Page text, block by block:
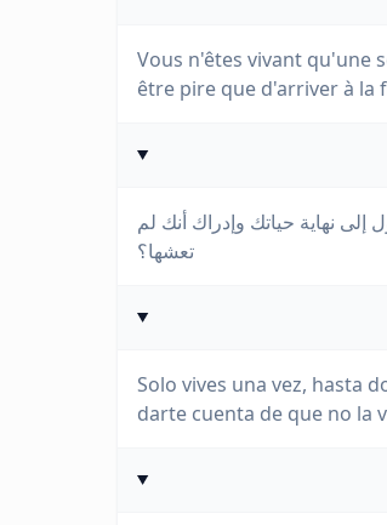
Vous n'êtes vivant qu'une
être pire que d'arriver à la
نهاية حياتك وإدراك أنك لم
تعشها؟
Solo vives una vez, hasta
darte cuenta de que no la